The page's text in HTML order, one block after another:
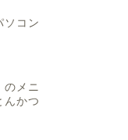
ソコン
のメニ
んかつ